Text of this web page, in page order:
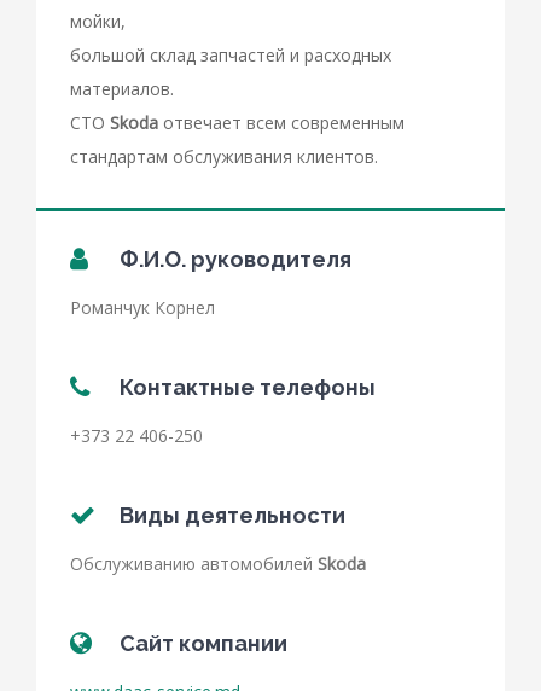
мойки,
большой склад запчастей и расходных
материалов.
СТО Skoda отвечает всем современным
стандартам обслуживания клиентов.
Ф.И.О. руководителя
Романчук Корнел
Контактные телефоны
+373 22 406-250
Виды деятельности
Обслуживанию автомобилей Skoda
Сайт компании